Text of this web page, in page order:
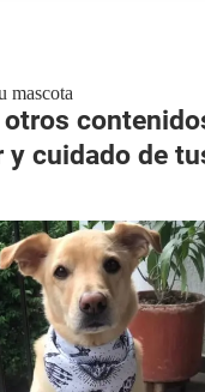
mascota
y cuidado de